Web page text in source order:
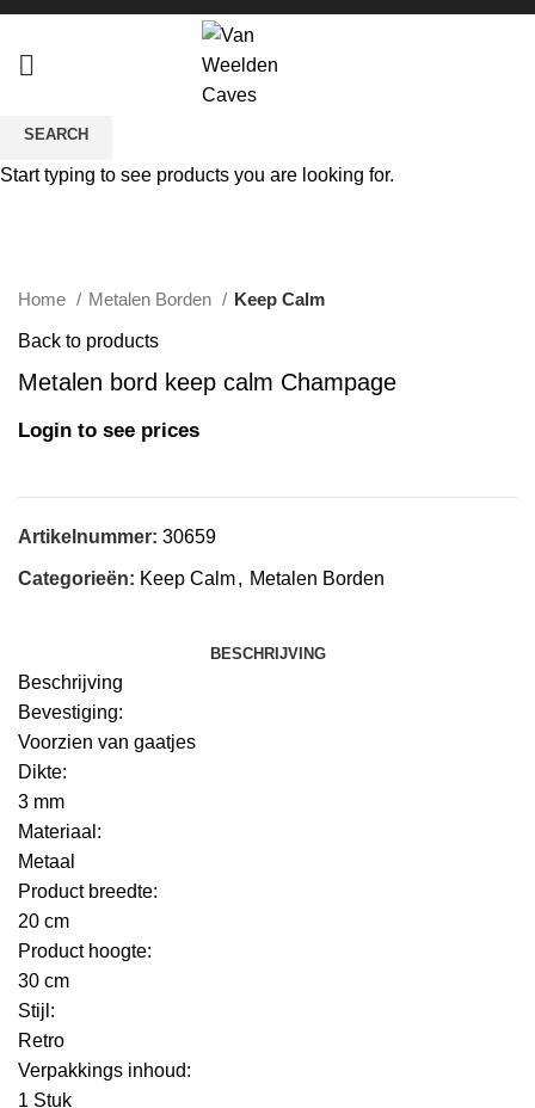
Home Metalen Borden Keep Calm
Back to products
Metalen bord keep calm Champage
Login to see prices
Artikelnummer: 30659
Categorieën: Keep Calm, Metalen Borden
BESCHRIJVING
Beschrijving
Bevestiging:
Voorzien van gaatjes
Dikte:
3 mm
Materiaal:
Metaal
Product breedte:
20 cm
Product hoogte:
30 cm
Stijl:
Retro
Verpakkings inhoud:
1 Stuk
SEARCH
Start typing to see products you are looking for.